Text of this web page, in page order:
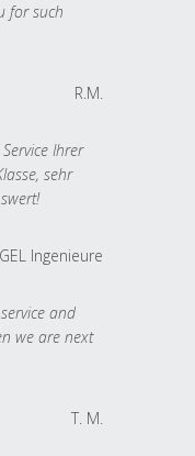
for such
R.M.
Ihrer
sehr
Ingenieure
and
we are next
T. M.